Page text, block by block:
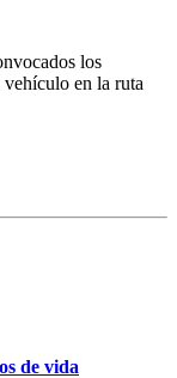
los
en la ruta
de vida